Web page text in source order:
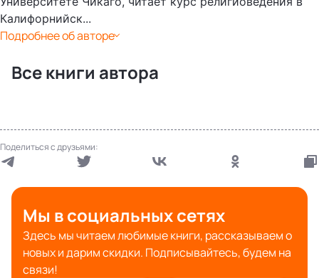
Калифорнийск...
Подробнее об авторе
Все книги автора
Поделиться с друзьями:
Мы в социальных сетях
Здесь мы читаем любимые книги, рассказываем о
новых и дарим скидки. Подписывайтесь, будем на
связи!